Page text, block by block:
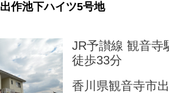
出作池下ハイツ5号地
JR予讃線 観音寺
徒歩33分
香川県観音寺市